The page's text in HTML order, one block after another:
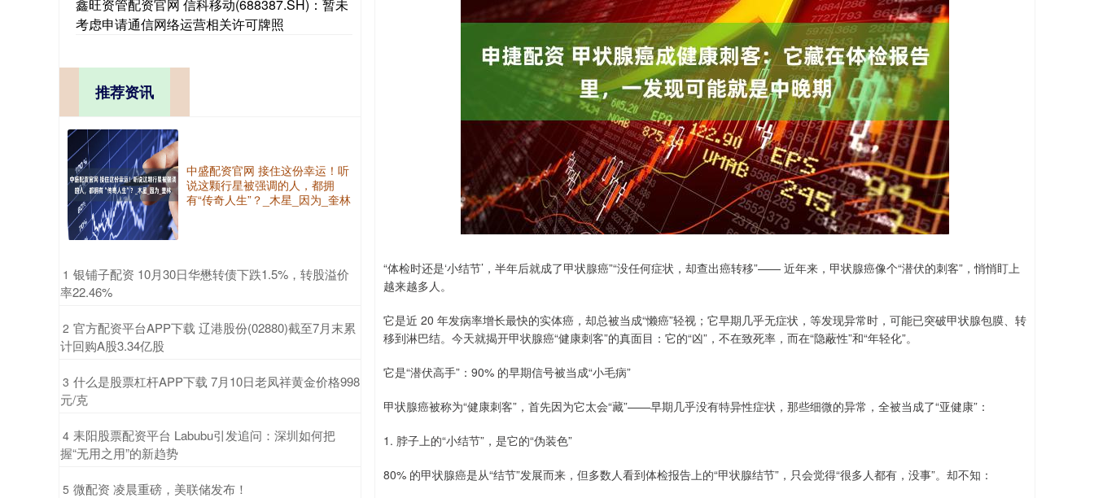
“体检时还是‘小结节’，半年后就成了甲状腺癌”“没任何症状，却查出癌转移”—— 近年来，甲状腺癌像个“潜伏的刺客”，悄悄盯上
越来越多人。
它是近 20 年发病率增长最快的实体癌，却总被当成“懒癌”轻视；它早期几乎无症状，等发现异常时，可能已突破甲状腺包膜、转
移到淋巴结。今天就揭开甲状腺癌“健康刺客”的真面目：它的“凶”，不在致死率，而在“隐蔽性”和“年轻化”。
它是“潜伏高手”：90% 的早期信号被当成“小毛病”
甲状腺癌被称为“健康刺客”，首先因为它太会“藏”——早期几乎没有特异性症状，那些细微的异常，全被当成了“亚健康”：
1. 脖子上的“小结节”，是它的“伪装色”
80% 的甲状腺癌是从“结节”发展而来，但多数人看到体检报告上的“甲状腺结节”，只会觉得“很多人都有，没事”。却不知：
鑫旺资管配资官网 信科移动(688387.SH)：暂未
考虑申请通信网络运营相关许可牌照
推荐资讯
中盛配资官网 接住这份幸运！听
说这颗行星被强调的人，都拥
有“传奇人生”？_木星_因为_奎林
1 ​银铺子配资 10月30日华懋转债下跌1.5%，转股溢价
率22.46%
2 ​官方配资平台APP下载 辽港股份(02880)截至7月末累
计回购A股3.34亿股
3 ​什么是股票杠杆APP下载 7月10日老凤祥黄金价格998
元/克
4 ​耒阳股票配资平台 Labubu引发追问：深圳如何把
握“无用之用”的新趋势
5 ​微配资 凌晨重磅，美联储发布！